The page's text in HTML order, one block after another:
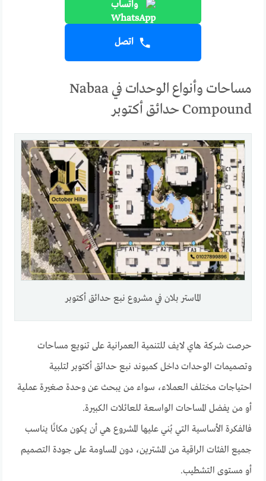
واتساب
اتصل
مساحات وأنواع الوحدات في Nabaa
Compound حدائق أكتوبر
الماستر بلان في مشروع نبع حدائق أكتوبر
حرصت شركة هاي لايف للتنمية العمرانية على تنويع مساحات
وتصميمات الوحدات داخل كمبوند نبع حدائق أكتوبر لتلبية
احتياجات مختلف العملاء، سواء من يبحث عن وحدة صغيرة عملية
أو من يفضل المساحات الواسعة للعائلات الكبيرة.
فالفكرة الأساسية التي بُني عليها المشروع هي أن يكون مكانًا يناسب
جميع الفئات الراقية من المشترين، دون المساومة على جودة التصميم
أو مستوى التشطيب.